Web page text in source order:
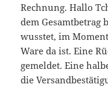
Rechnung. Hallo
dem Gesamtbetrag
wusstet, im
Ware da ist. Eine
gemeldet. Eine
die